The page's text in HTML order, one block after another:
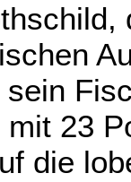
mit 23
die